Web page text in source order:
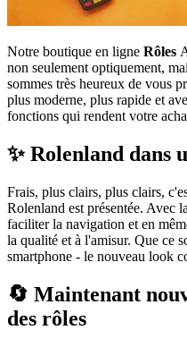
Notre boutique en ligne Rôles
non seulement optiquement,
sommes très heureux de vous
plus moderne, plus rapide et
fonctions qui rendent votre
✨ Rolenland dans
Frais, plus clairs, plus clairs,
Rolenland est présentée. Avec
faciliter la navigation et en
la qualité et à l'amisur. Que ce
smartphone - le nouveau look
🔄 Maintenant
des rôles